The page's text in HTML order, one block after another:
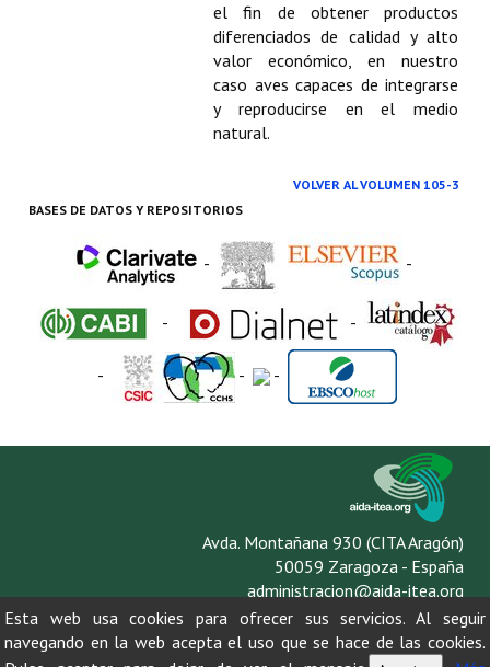
el fin de obtener productos
diferenciados de calidad y alto
valor económico, en nuestro
caso aves capaces de integrarse
y reproducirse en el medio
natural.
VOLVER AL VOLUMEN 105-3
BASES DE DATOS Y REPOSITORIOS
- -
- -
- - -
Avda. Montañana 930 (CITA Aragón)
50059 Zaragoza - España
administracion@aida-itea.org
976 716 305
Esta web usa cookies para ofrecer sus servicios. Al seguir
navegando en la web acepta el uso que se hace de las cookies.